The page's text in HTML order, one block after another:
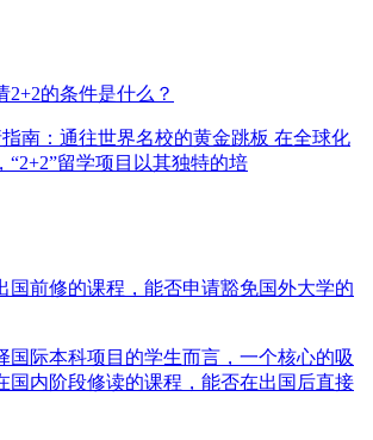
2+2的条件是什么？
南：通往世界名校的黄金跳板 在全球化
“2+2”留学项目以其独特的培
国前修的课程，能否申请豁免国外大学的
国际本科项目的学生而言，一个核心的吸
国内阶段修读的课程，能否在出国后直接